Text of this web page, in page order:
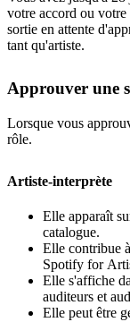
votre accord ou votre
sortie en attente
tant qu'artiste.
Approuver une
Lorsque vous
rôle.
Artiste-interprète
Elle apparaît
catalogue.
Elle contribue
Spotify for
Elle s'affiche
auditeurs et
Elle peut être